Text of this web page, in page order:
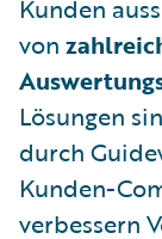
Kunden
von
Lösungen
durch
Kunden-
verbessern